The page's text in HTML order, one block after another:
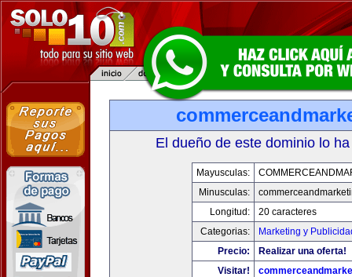
El dueño de este dominio lo
Mayusculas:
Minusculas:
Longitud:
20 caracteres
Categorias:
Marketing y
Precio:
Realizar una oferta!
Visitar!